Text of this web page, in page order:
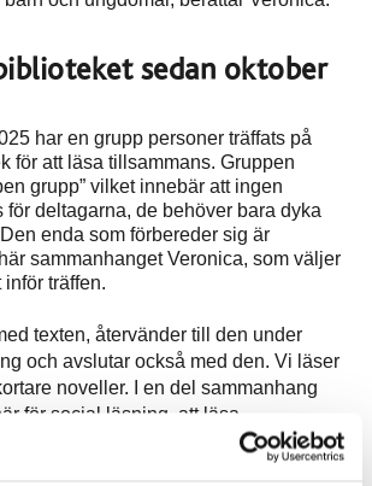
sedan oktober
har en grupp personer träffats på
för att läsa tillsammans. Gruppen
grupp” vilket innebär att ingen
för deltagarna, de behöver bara dyka
enda som förbereder sig är
sammanhanget Veronica, som väljer
träffen.
texten, återvänder till den under
och avslutar också med den. Vi läser
noveller. I en del sammanhang
för social läsning, att läsa
Under pandemin gjordes en
studie som visade på att metoden